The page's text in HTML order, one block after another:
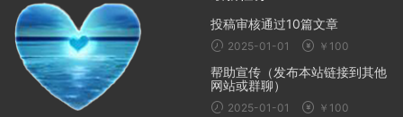
投稿审核通过10篇文章
2025-01-01 ￥100
帮助宣传（发布本站链接到其他
网站或群聊）
2025-01-01 ￥100